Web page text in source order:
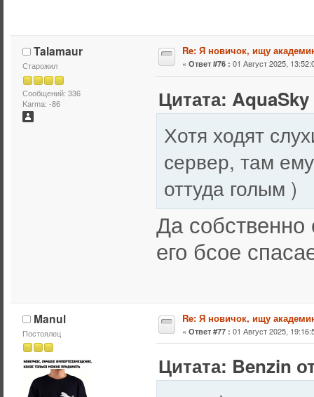
Talamaur
Старожил
Сообщений: 336
Karma: -86
Re: Я новичок, ищу
« Ответ #76 : 01 Август 2025,
Цитата: AquaSky
Хотя ходят
сервер, там
оттуда голым )
Да собственно
его бсое
Manul
Постоялец
Re: Я новичок, ищу
« Ответ #77 : 01 Август 2025,
Цитата: Benzin